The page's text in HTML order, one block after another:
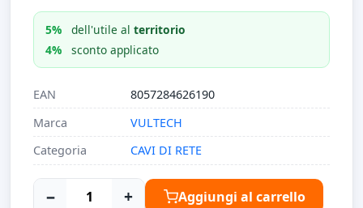
5% dell'utile alterritorio
4%
sconto applicato
EAN
8057284626190
Marca
VULTECH
Categoria
CAVI DI RETE
− + Aggiungi al carrello